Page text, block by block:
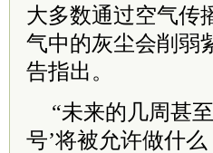
大多数通过空气传
气中的灰尘会削弱
告指出。
“未来的几周甚
号’将被允许做什